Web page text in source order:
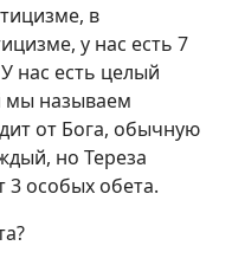
в
у нас есть 7
нас есть целый
мы называем
от Бога, обычную
но Тереза
3 особых обета.